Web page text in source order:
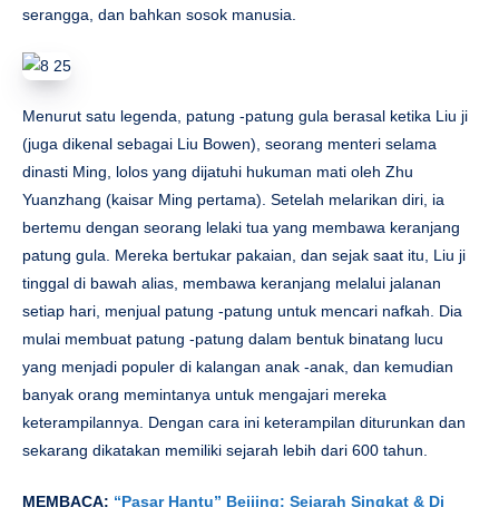
serangga, dan bahkan sosok manusia.
Menurut satu legenda, patung -patung gula berasal ketika Liu ji
(juga dikenal sebagai Liu Bowen), seorang menteri selama
dinasti Ming, lolos yang dijatuhi hukuman mati oleh Zhu
Yuanzhang (kaisar Ming pertama). Setelah melarikan diri, ia
bertemu dengan seorang lelaki tua yang membawa keranjang
patung gula. Mereka bertukar pakaian, dan sejak saat itu, Liu ji
tinggal di bawah alias, membawa keranjang melalui jalanan
setiap hari, menjual patung -patung untuk mencari nafkah. Dia
mulai membuat patung -patung dalam bentuk binatang lucu
yang menjadi populer di kalangan anak -anak, dan kemudian
banyak orang memintanya untuk mengajari mereka
keterampilannya. Dengan cara ini keterampilan diturunkan dan
sekarang dikatakan memiliki sejarah lebih dari 600 tahun.
MEMBACA: “Pasar Hantu” Beijing: Sejarah Singkat & Di